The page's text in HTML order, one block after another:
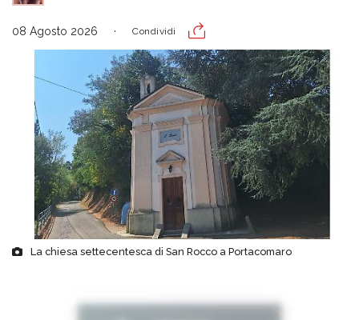
08 Agosto 2026 Condividi
La chiesa settecentesca di San Rocco a Portacomaro